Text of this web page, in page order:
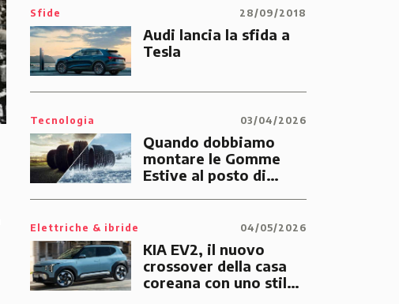
Sfide 28/09/2018
Audi lancia la sfida a
Tesla
Tecnologia 03/04/2026
Quando dobbiamo
montare le Gomme
Estive al posto di
Elettriche & ibride 04/05/2026
KIA EV2, il nuovo
crossover della casa
coreana con uno stile